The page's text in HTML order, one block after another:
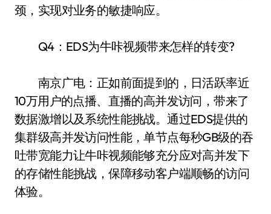
颈，实现对业务的敏捷响应。
Q4：EDS为牛咔视频带来怎样的转变?
南京广电：正如前面提到的，日活跃率近
10万用户的点播、直播的高并发访问，带来了
数据激增以及系统性能挑战。通过EDS提供的
集群级高并发访问性能，单节点每秒GB级的吞
吐带宽能力让牛咔视频能够充分应对高并发下
的存储性能挑战，保障移动客户端顺畅的访问
体验。